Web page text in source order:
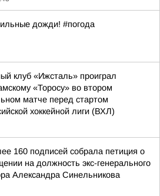
дожди! #погода
клуб «Ижсталь» проиграл
«Торосу» во втором
матче перед стартом
хоккейной лиги (ВХЛ)
160 подписей собрала петиция о
на должность экс-генерального
Александра Синельникова